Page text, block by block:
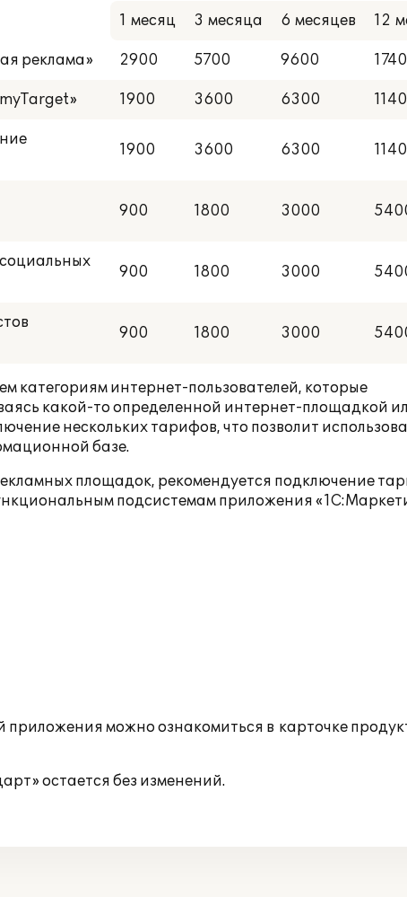
1 месяц 3 месяца 6 месяцев 12
реклама» 2900 5700 9600
1900 3600 6300
1900 3600 6300
900 1800 3000
900 1800 3000
900 1800 3000
категориям интернет-пользователей, которые
какой-то определенной интернет-площадкой
нескольких тарифов, что позволит
базе.
площадок, рекомендуется подключение
подсистемам приложения
можно ознакомиться в карточке
остается без изменений.